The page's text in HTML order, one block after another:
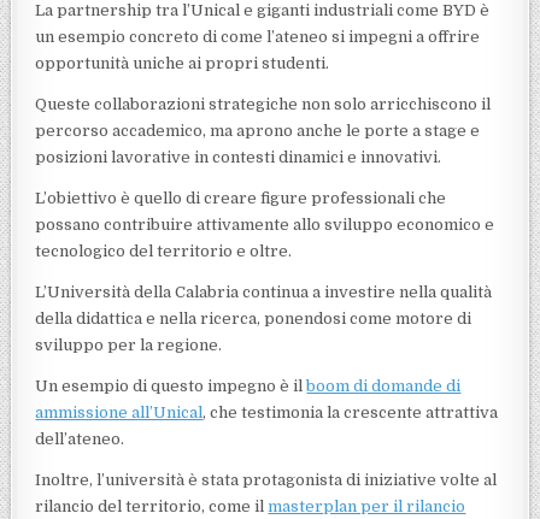
La partnership tra l’Unical e giganti industriali come BYD è
un esempio concreto di come l’ateneo si impegni a offrire
opportunità uniche ai propri studenti.
Queste collaborazioni strategiche non solo arricchiscono il
percorso accademico, ma aprono anche le porte a stage e
posizioni lavorative in contesti dinamici e innovativi.
L’obiettivo è quello di creare figure professionali che
possano contribuire attivamente allo sviluppo economico e
tecnologico del territorio e oltre.
L’Università della Calabria continua a investire nella qualità
della didattica e nella ricerca, ponendosi come motore di
sviluppo per la regione.
Un esempio di questo impegno è ilboom di domande di
ammissione all’Unical, che testimonia la crescente attrattiva
dell’ateneo.
Inoltre, l’università è stata protagonista di iniziative volte al
rilancio del territorio, come ilmasterplan per il rilancio